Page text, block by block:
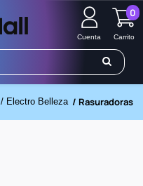
Cuenta Carrito
0
/ Electro Belleza / Rasuradoras